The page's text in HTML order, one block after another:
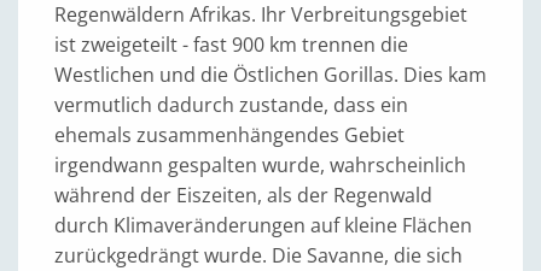
Regenwäldern Afrikas. Ihr Verbreitungsgebiet
ist zweigeteilt - fast 900 km trennen die
Westlichen und die Östlichen Gorillas. Dies kam
vermutlich dadurch zustande, dass ein
ehemals zusammenhängendes Gebiet
irgendwann gespalten wurde, wahrscheinlich
während der Eiszeiten, als der Regenwald
durch Klimaveränderungen auf kleine Flächen
zurückgedrängt wurde. Die Savanne, die sich